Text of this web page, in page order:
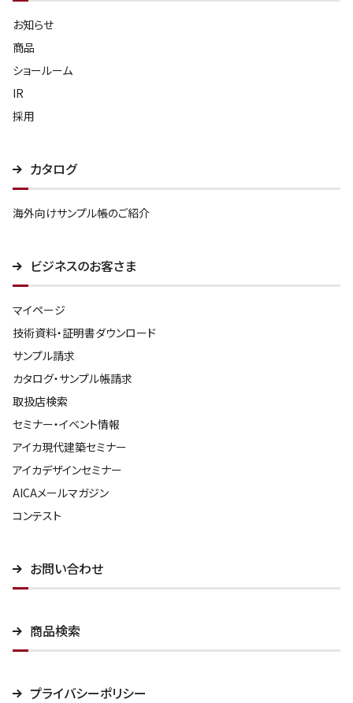
お知らせ
商品
ショールーム
IR
採用
カタログ
海外向けサンプル帳のご紹介
ビジネスのお客さま
マイページ
技術資料・証明書ダウンロード
サンプル請求
カタログ・サンプル帳請求
取扱店検索
セミナー・イベント情報
アイカ現代建築セミナー
アイカデザインセミナー
AICAメールマガジン
コンテスト
お問い合わせ
商品検索
プライバシーポリシー